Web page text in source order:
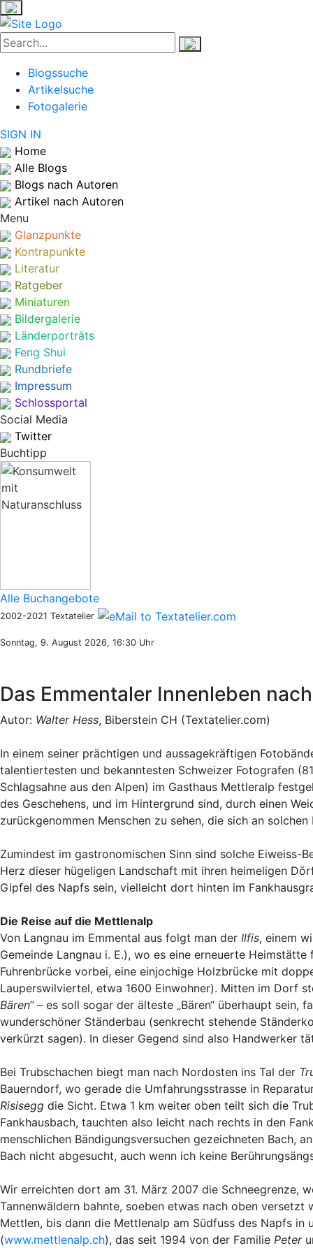
Blogssuche
Artikelsuche
Fotogalerie
SIGN IN
Home
Alle Blogs
Blogs nach Autoren
Artikel nach Autoren
Menu
Glanzpunkte
Kontrapunkte
Literatur
Ratgeber
Miniaturen
Bildergalerie
Länderporträts
Feng Shui
Rundbriefe
Impressum
Schlossportal
Social Media
Twitter
Buchtipp
Alle Buchangebote
2002-2021 Textatelier
Sonntag, 9. August 2026, 16:30 Uhr
Das Emmentaler Innenleben
Autor: Walter Hess, Biberstein CH (Textatelier.com)
In einem seiner prächtigen und aussagekräftigen
talentiertesten und bekanntesten Schweizer Fotografen
Schlagsahne aus den Alpen) im Gasthaus Mettleralp
des Geschehens, und im Hintergrund sind, durch einen
zurückgenommen Menschen zu sehen, die sich an
Zumindest im gastronomischen Sinn sind solche Eiweiss-
Herz dieser hügeligen Landschaft mit ihren heimeligen
Gipfel des Napfs sein, vielleicht dort hinten im
Die Reise auf die Mettlenalp
Von Langnau im Emmental aus folgt man der Ilfis, einem
Gemeinde Langnau i. E.), wo es eine erneuerte
Fuhrenbrücke vorbei, eine einjochige Holzbrücke mit
Lauperswilviertel, etwa 1600 Einwohner). Mitten im Dorf
Bären“– es soll sogar der älteste „Bären“ überhaupt sein,
wunderschöner Ständerbau (senkrecht stehende
verkürzt sagen). In dieser Gegend sind also Handwerker
Bei Trubschachen biegt man nach Nordosten ins Tal der
Bauerndorf, wo gerade die Umfahrungsstrasse in
Risisegg die Sicht. Etwa 1 km weiter oben teilt sich die
Fankhausbach, tauchten also leicht nach rechts in den
menschlichen Bändigungsversuchen gezeichneten Bach,
Bach nicht abgesucht, auch wenn ich keine
Wir erreichten dort am 31. März 2007 die Schneegrenze,
Tannenwäldern bahnte, soeben etwas nach oben
Mettlen, bis dann die Mettlenalp am Südfuss des Napfs
(www.mettlenalp.ch), das seit 1994 von der Familie Peter